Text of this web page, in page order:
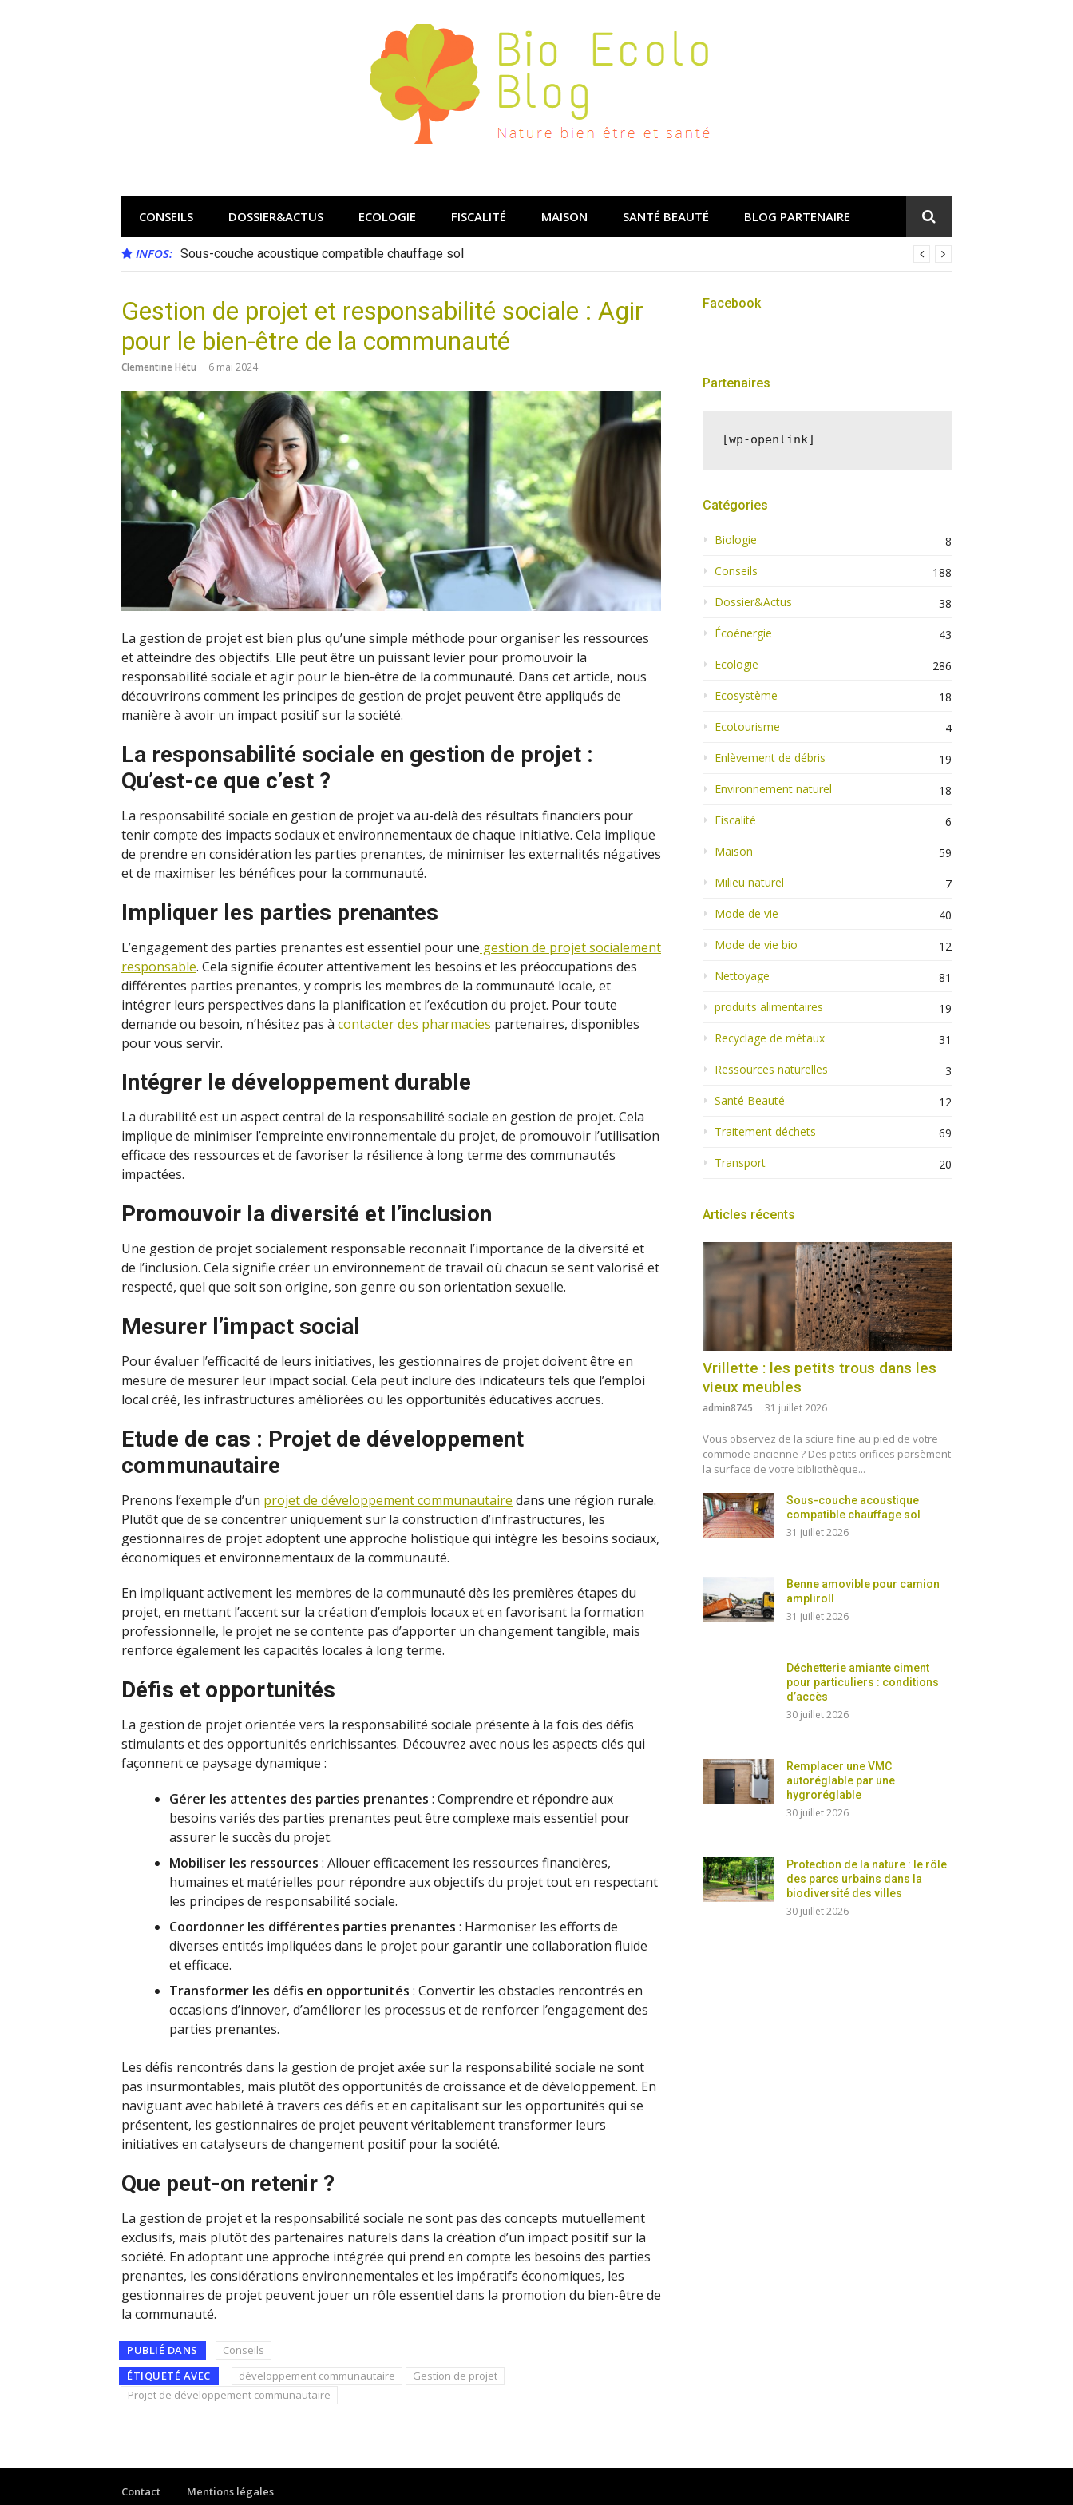
CONSEILS DOSSIER&ACTUS ECOLOGIE FISCALITÉ MAISON SANTÉ BEAUTÉ BLOG PARTENAIRE
INFOS: Sous-couche acoustique compatible chauffage sol
Gestion de projet et responsabilité sociale : Agir
pour le bien-être de la communauté
Clementine Hétu 6 mai 2024
La gestion de projet est bien plus qu’une simple méthode pour organiser les ressources
et atteindre des objectifs. Elle peut être un puissant levier pour promouvoir la
responsabilité sociale et agir pour le bien-être de la communauté. Dans cet article, nous
découvrirons comment les principes de gestion de projet peuvent être appliqués de
manière à avoir un impact positif sur la société.
La responsabilité sociale en gestion de projet :
Qu’est-ce que c’est ?
La responsabilité sociale en gestion de projet va au-delà des résultats financiers pour
tenir compte des impacts sociaux et environnementaux de chaque initiative. Cela implique
de prendre en considération les parties prenantes, de minimiser les externalités négatives
et de maximiser les bénéfices pour la communauté.
Impliquer les parties prenantes
L’engagement des parties prenantes est essentiel pour une gestion de projet socialement
responsable. Cela signifie écouter attentivement les besoins et les préoccupations des
différentes parties prenantes, y compris les membres de la communauté locale, et
intégrer leurs perspectives dans la planification et l’exécution du projet. Pour toute
demande ou besoin, n’hésitez pas à contacter des pharmacies partenaires, disponibles
pour vous servir.
Intégrer le développement durable
La durabilité est un aspect central de la responsabilité sociale en gestion de projet. Cela
implique de minimiser l’empreinte environnementale du projet, de promouvoir l’utilisation
efficace des ressources et de favoriser la résilience à long terme des communautés
impactées.
Promouvoir la diversité et l’inclusion
Une gestion de projet socialement responsable reconnaît l’importance de la diversité et
de l’inclusion. Cela signifie créer un environnement de travail où chacun se sent valorisé et
respecté, quel que soit son origine, son genre ou son orientation sexuelle.
Mesurer l’impact social
Pour évaluer l’efficacité de leurs initiatives, les gestionnaires de projet doivent être en
mesure de mesurer leur impact social. Cela peut inclure des indicateurs tels que l’emploi
local créé, les infrastructures améliorées ou les opportunités éducatives accrues.
Etude de cas : Projet de développement
communautaire
Prenons l’exemple d’un projet de développement communautaire dans une région rurale.
Plutôt que de se concentrer uniquement sur la construction d’infrastructures, les
gestionnaires de projet adoptent une approche holistique qui intègre les besoins sociaux,
économiques et environnementaux de la communauté.
En impliquant activement les membres de la communauté dès les premières étapes du
projet, en mettant l’accent sur la création d’emplois locaux et en favorisant la formation
professionnelle, le projet ne se contente pas d’apporter un changement tangible, mais
renforce également les capacités locales à long terme.
Défis et opportunités
La gestion de projet orientée vers la responsabilité sociale présente à la fois des défis
stimulants et des opportunités enrichissantes. Découvrez avec nous les aspects clés qui
façonnent ce paysage dynamique :
Gérer les attentes des parties prenantes : Comprendre et répondre aux
besoins variés des parties prenantes peut être complexe mais essentiel pour
assurer le succès du projet.
Mobiliser les ressources : Allouer efficacement les ressources financières,
humaines et matérielles pour répondre aux objectifs du projet tout en respectant
les principes de responsabilité sociale.
Coordonner les différentes parties prenantes : Harmoniser les efforts de
diverses entités impliquées dans le projet pour garantir une collaboration fluide
et efficace.
Transformer les défis en opportunités : Convertir les obstacles rencontrés en
occasions d’innover, d’améliorer les processus et de renforcer l’engagement des
parties prenantes.
Les défis rencontrés dans la gestion de projet axée sur la responsabilité sociale ne sont
pas insurmontables, mais plutôt des opportunités de croissance et de développement. En
naviguant avec habileté à travers ces défis et en capitalisant sur les opportunités qui se
présentent, les gestionnaires de projet peuvent véritablement transformer leurs
initiatives en catalyseurs de changement positif pour la société.
Que peut-on retenir ?
La gestion de projet et la responsabilité sociale ne sont pas des concepts mutuellement
exclusifs, mais plutôt des partenaires naturels dans la création d’un impact positif sur la
société. En adoptant une approche intégrée qui prend en compte les besoins des parties
prenantes, les considérations environnementales et les impératifs économiques, les
gestionnaires de projet peuvent jouer un rôle essentiel dans la promotion du bien-être de
la communauté.
PUBLIÉ DANS
Conseils
ÉTIQUETÉ AVEC
développement communautaire
Gestion de projet
Projet de développement communautaire
Facebook
Partenaires
[wp-openlink]
Catégories
Biologie
8
Conseils
188
Dossier&Actus
38
Écoénergie
43
Ecologie
286
Ecosystème
18
Ecotourisme
4
Enlèvement de débris
19
Environnement naturel
18
Fiscalité
6
Maison
59
Milieu naturel
7
Mode de vie
40
Mode de vie bio
12
Nettoyage
81
produits alimentaires
19
Recyclage de métaux
31
Ressources naturelles
3
Santé Beauté
12
Traitement déchets
69
Transport
20
Articles récents
Vrillette : les petits trous dans les
vieux meubles
admin8745 31 juillet 2026
Vous observez de la sciure fine au pied de votre
commode ancienne ? Des petits orifices parsèment
la surface de votre bibliothèque...
Sous-couche acoustique
compatible chauffage sol
31 juillet 2026
Benne amovible pour camion
ampliroll
31 juillet 2026
Déchetterie amiante ciment
pour particuliers : conditions
d’accès
30 juillet 2026
Remplacer une VMC
autoréglable par une
hygroréglable
30 juillet 2026
Protection de la nature : le rôle
des parcs urbains dans la
biodiversité des villes
30 juillet 2026
Contact Mentions légales